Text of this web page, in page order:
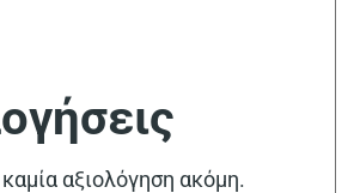
αξιολόγηση ακόμη.